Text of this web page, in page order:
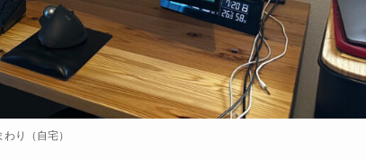
り（自宅）